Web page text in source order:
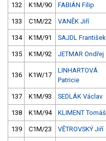
132 K1M/90 FABIÁN Filip
133 C1M/22 VANĚK Jiří
134 K1M/91 SAJDL František
135 K1M/92 JETMAR Ondřej
136 K1W/17
LINHARTOVÁ
Patricie
137 K1M/93 SEDLÁK Václav
138 K1M/94 KLIMENT Tomáš
139 C1M/23 VĚTROVSKÝ Jiří